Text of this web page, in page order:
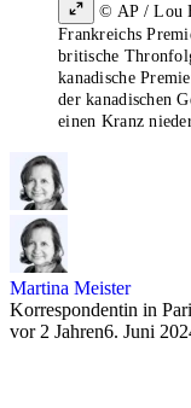
© AP / Lou
Frankreichs
britische
kanadische
der kanadischen
einen Kranz
Martina Meister
Korrespondentin in
vor 2 Jahren6. Juni